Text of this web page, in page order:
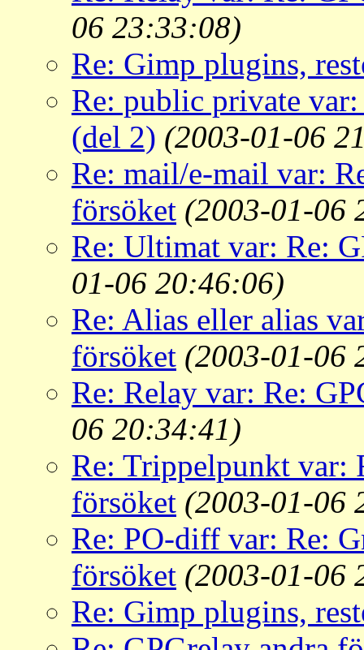
06 23:33:08)
Re: Gimp plugins,
Re: public private
(del 2) (2003-01-06
Re: mail/e-mail var:
försöket (2003-01-06
Re: Ultimat var: Re:
01-06 20:46:06)
Re: Alias eller alias
försöket (2003-01-06
Re: Relay var: Re:
06 20:34:41)
Re: Trippelpunkt var:
försöket (2003-01-06
Re: PO-diff var: Re:
försöket (2003-01-06
Re: Gimp plugins,